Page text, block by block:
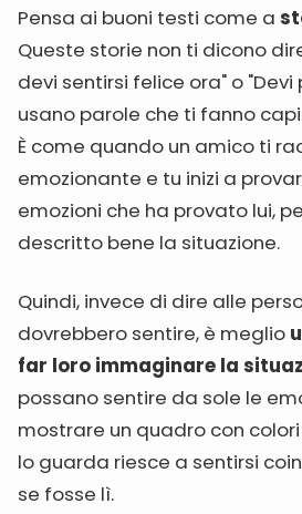
Pensa ai buoni testi come a
Queste storie non ti dicono
devi sentirsi felice ora" o "Devi
usano parole che ti fanno
È come quando un amico ti
emozionante e tu inizi a
emozioni che ha provato lui,
descritto bene la situazione.
Quindi, invece di dire alle
dovrebbero sentire, è meglio
far loro immaginare la
possano sentire da sole le
mostrare un quadro con
lo guarda riesce a sentirsi
se fosse lì.